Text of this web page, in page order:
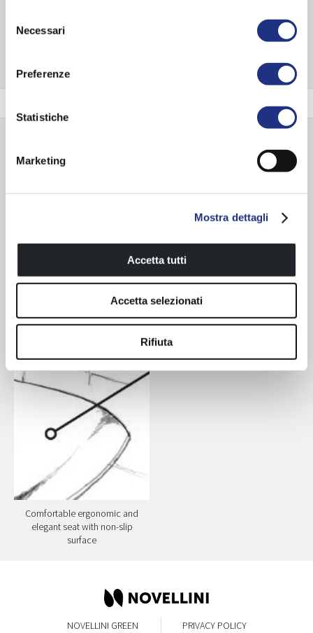
delNecessari
Preferenze
Statistiche
Marketing
Mostra dettagli
Accetta tutti
Accetta selezionati
Rifiuta
Solid stainless steel structure
Reclining wall seat wall black
Comfortable ergonomic and
elegant seat with non-slip
surface
NOVELLINI GREEN PRIVACY POLICY